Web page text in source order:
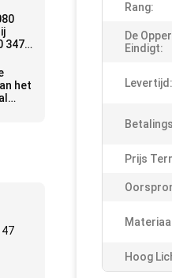
347h
het
Rang:
De
Eindigt:
Levertijd:
Prijs
Hoog